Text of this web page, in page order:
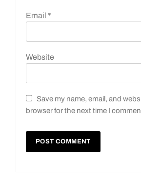
Email *
Website
Save my name, email, and
browser for the next time I